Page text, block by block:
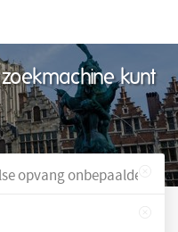
kunt